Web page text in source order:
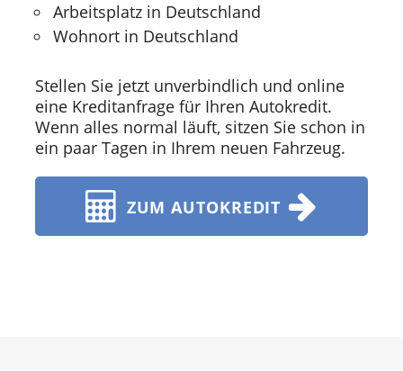
Arbeitsplatz in Deutschland
Wohnort in Deutschland
Stellen Sie jetzt unverbindlich und online
eine Kreditanfrage für Ihren Autokredit.
Wenn alles normal läuft, sitzen Sie schon in
ein paar Tagen in Ihrem neuen Fahrzeug.
ZUM AUTOKREDIT